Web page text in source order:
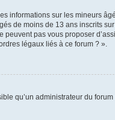
informations sur les mineurs
de moins de 13 ans inscrits sur
pas vous proposer
légaux liés à ce forum ? ».
qu’un administrateur du